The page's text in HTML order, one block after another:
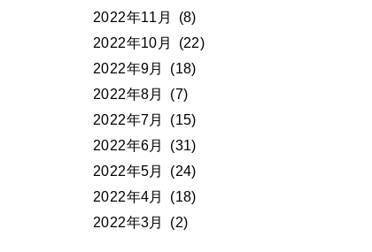
2022年11月
(8)
2022年10月
(22)
2022年9月
(18)
2022年8月
(7)
2022年7月
(15)
2022年6月
(31)
2022年5月
(24)
2022年4月
(18)
2022年3月
(2)